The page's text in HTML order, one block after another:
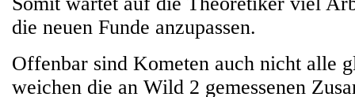
die neuen Funde anzupassen.
Offenbar sind Kometen auch nicht alle
weichen die an Wild 2 gemessenen